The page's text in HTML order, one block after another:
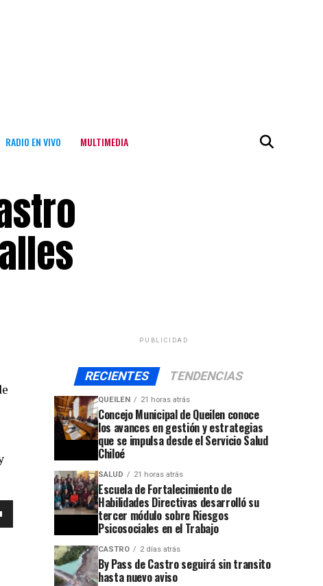
RADIO EN VIVO MULTIMEDIA
PUBLICIDAD
RECIENTES TENDENCIAS
QUEILEN 21 horas atrás
Concejo Municipal de Queilen conoce
los avances en gestión y estrategias
que se impulsa desde el Servicio Salud
Chiloé
SALUD 21 horas atrás
Escuela de Fortalecimiento de
Habilidades Directivas desarrolló su
tercer módulo sobre Riesgos
Psicosociales en el Trabajo
CASTRO 2 días atrás
By Pass de Castro seguirá sin transito
hasta nuevo aviso